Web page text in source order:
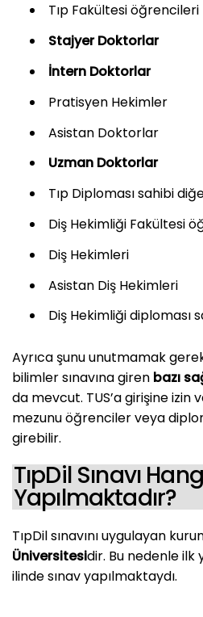
Tıp Fakültesi öğrencileri
Stajyer Doktorlar
İntern Doktorlar
Pratisyen Hekimler
Asistan Doktorlar
Uzman Doktorlar
Tıp Diploması sahibi
Diş Hekimliği Fakültesi
Diş Hekimleri
Asistan Diş Hekimleri
Diş Hekimliği diploması
Ayrıca şunu unutmamak
bilimler sınavına giren bazı
da mevcut. TUS’a girişine izin
mezunu öğrenciler veya
girebilir.
TıpDil Sınavı
Yapılmaktadır?
TıpDil sınavını uygulayan
Üniversitesidir. Bu nedenle ilk
ilinde sınav yapılmaktaydı.